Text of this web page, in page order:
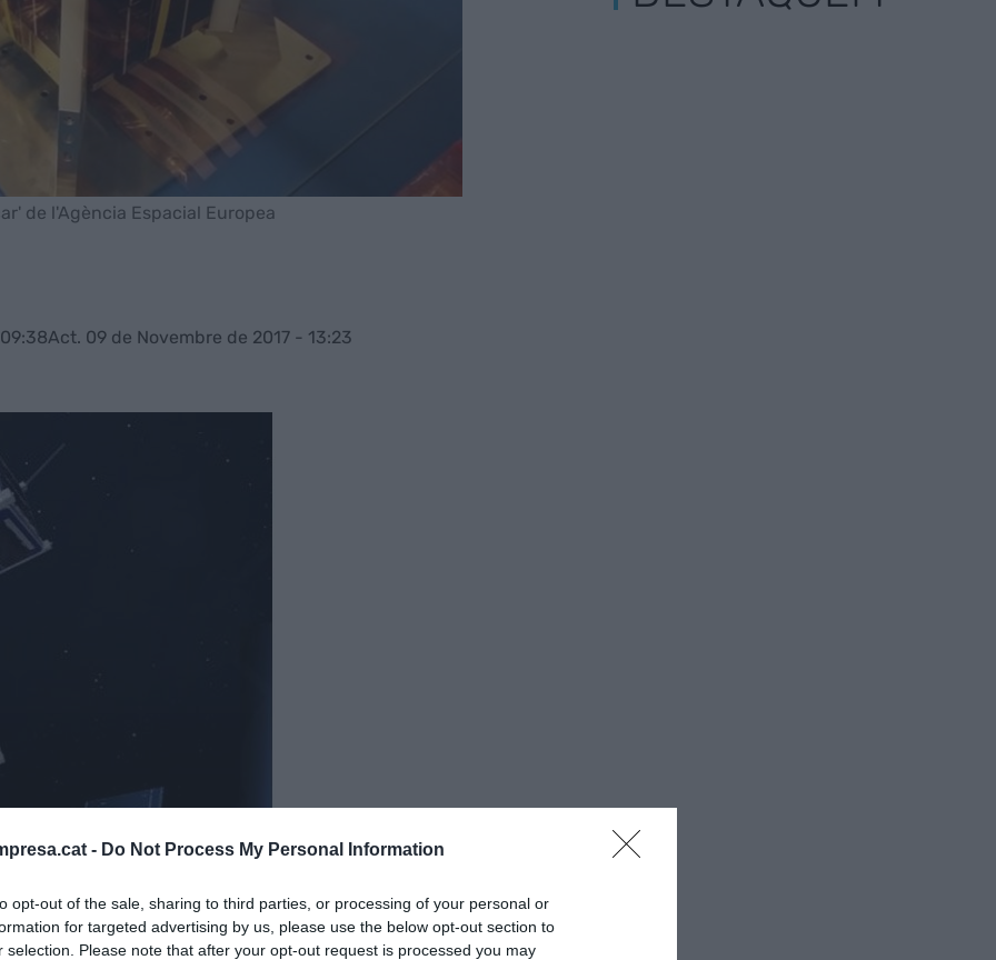
- Do Not Process My Personal Information
opt-out of the sale, sharing to third parties, or processing of your personal or
for targeted advertising by us, please use the below opt-out section to
selection. Please note that after your opt-out request is processed you may
de l'Agència Espacial Europea
Act. 09 de Novembre de 2017 - 13:23